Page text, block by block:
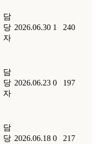
담
당
자
2026.06.30 1 240
담
당
자
2026.06.23 0 197
담
당 2026.06.18 0 217